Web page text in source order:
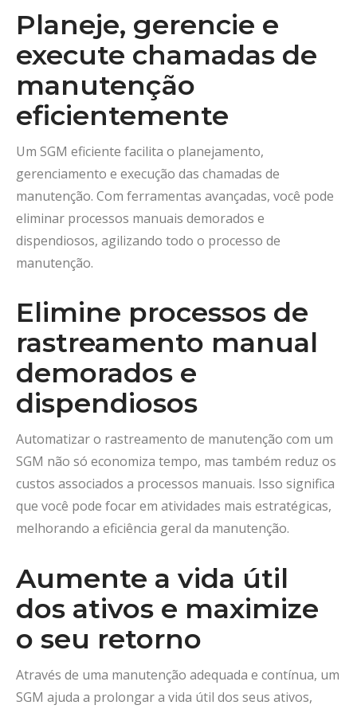
Planeje, gerencie e
execute chamadas de
manutenção
eficientemente
Um SGM eficiente facilita o planejamento,
gerenciamento e execução das chamadas de
manutenção. Com ferramentas avançadas, você pode
eliminar processos manuais demorados e
dispendiosos, agilizando todo o processo de
manutenção.
Elimine processos de
rastreamento manual
demorados e
dispendiosos
Automatizar o rastreamento de manutenção com um
SGM não só economiza tempo, mas também reduz os
custos associados a processos manuais. Isso significa
que você pode focar em atividades mais estratégicas,
melhorando a eficiência geral da manutenção.
Aumente a vida útil
dos ativos e maximize
o seu retorno
Através de uma manutenção adequada e contínua, um
SGM ajuda a prolongar a vida útil dos seus ativos,